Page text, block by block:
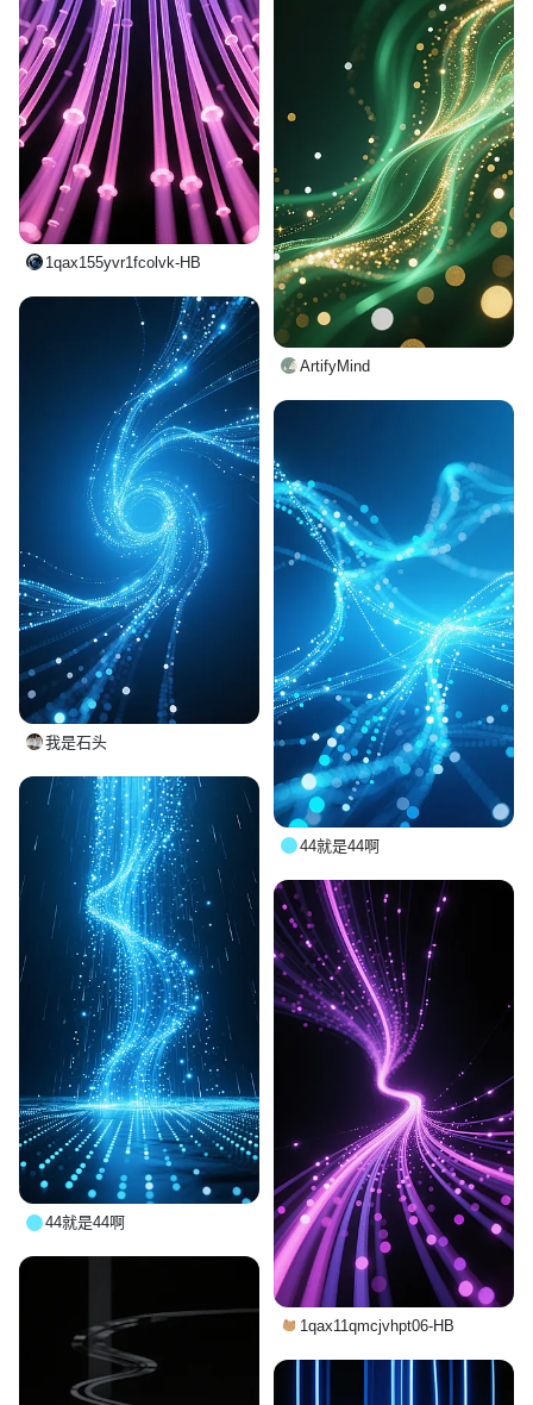
1qax155yvr1fcolvk-HB
ArtifyMind
我是石头
44就是44啊
44就是44啊
1qax11qmcjvhpt06-HB